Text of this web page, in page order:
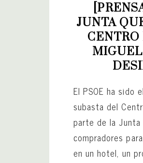
JUNTA
CENTRO
El PSOE ha sido
subasta del
parte de la Junta
compradores
en un hotel, un